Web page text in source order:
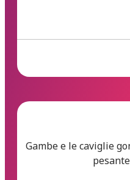
Gambe e le caviglie